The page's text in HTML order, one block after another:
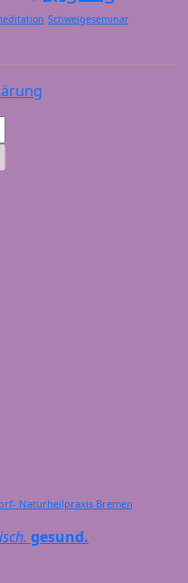
Schweigeseminar
Naturheilpraxis Bremen
gesund.